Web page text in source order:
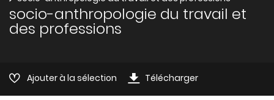
socio-anthropologie du travail et
des professions
Ajouter à la sélection Télécharger